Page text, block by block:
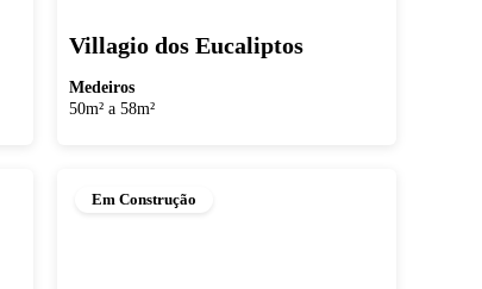
Villagio dos Eucaliptos
Medeiros
50m² a 58m²
Em Construção